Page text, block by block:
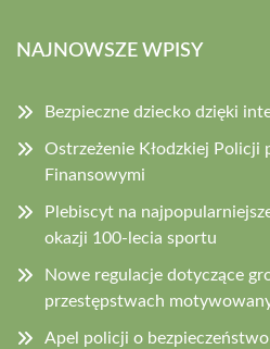
NAJNOWSZE WPISY
Bezpieczne dziecko dzięki
Ostrzeżenie Kłodzkiej Policji
Finansowymi
Plebiscyt na
okazji 100-lecia sportu
Nowe regulacje dotyczące
przestępstwach
Apel policji o